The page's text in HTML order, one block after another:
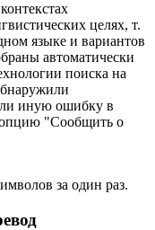
целях, т.
языке и вариантов
автоматически
поиска на
иную ошибку в
опцию "Сообщить о
за один раз.